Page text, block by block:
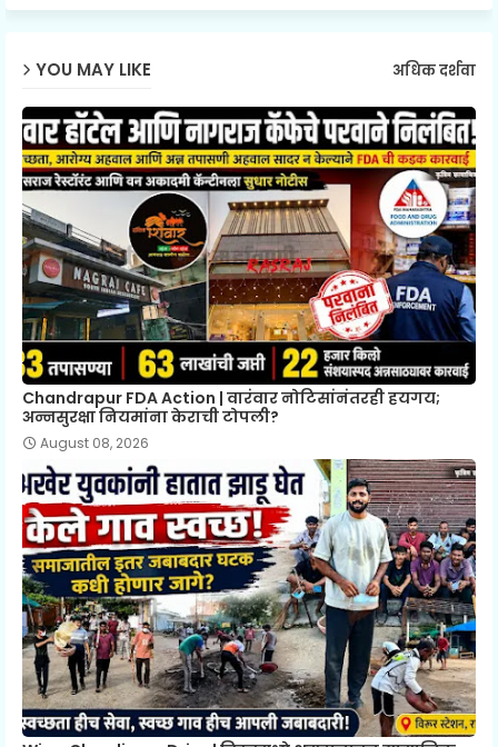
YOU MAY LIKE अधिक दर्शवा
Chandrapur FDA Action | वारंवार नोटिसांनंतरही हयगय;
अन्नसुरक्षा नियमांना केराची टोपली?
August 08, 2026